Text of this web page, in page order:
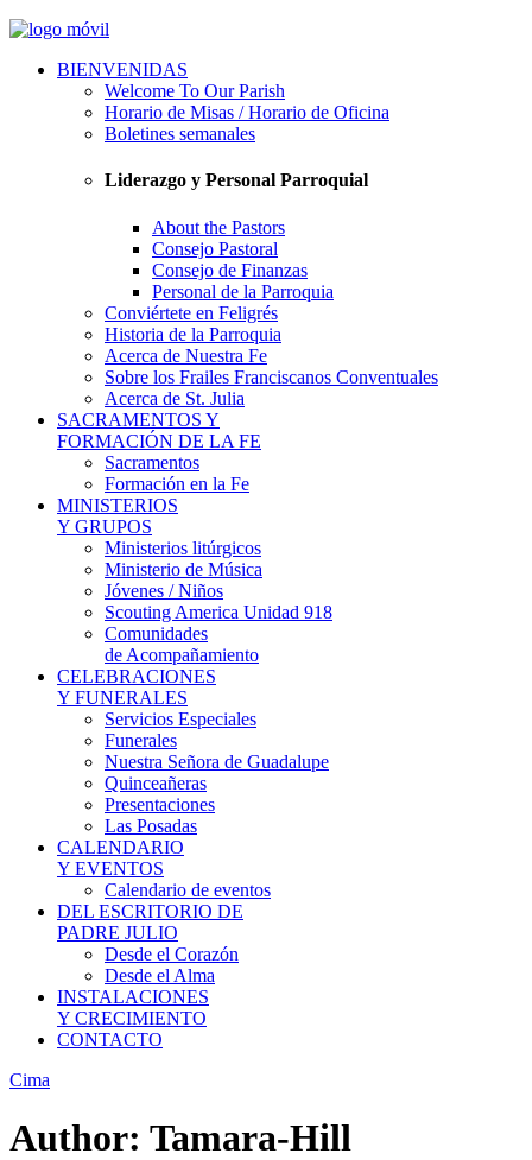
BIENVENIDAS
Welcome To Our Parish
Horario de Misas / Horario de Oficina
Boletines semanales
Liderazgo y Personal Parroquial
About the Pastors
Consejo Pastoral
Consejo de Finanzas
Personal de la Parroquia
Conviértete en Feligrés
Historia de la Parroquia
Acerca de Nuestra Fe
Sobre los Frailes Franciscanos Conventuales
Acerca de St. Julia
SACRAMENTOS Y
FORMACIÓN DE LA FE
Sacramentos
Formación en la Fe
MINISTERIOS
Y GRUPOS
Ministerios litúrgicos
Ministerio de Música
Jóvenes / Niños
Scouting America Unidad 918
Comunidades
de Acompañamiento
CELEBRACIONES
Y FUNERALES
Servicios Especiales
Funerales
Nuestra Señora de Guadalupe
Quinceañeras
Presentaciones
Las Posadas
CALENDARIO
Y EVENTOS
Calendario de eventos
DEL ESCRITORIO DE
PADRE JULIO
Desde el Corazón
Desde el Alma
INSTALACIONES
Y CRECIMIENTO
CONTACTO
Cima
Author: Tamara-Hill